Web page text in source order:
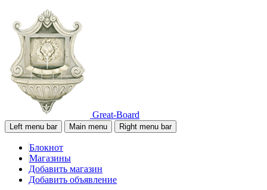
Great-Board
Left menu bar Main menu Right menu bar
Блокнот
Магазины
Добавить магазин
Добавить объявление